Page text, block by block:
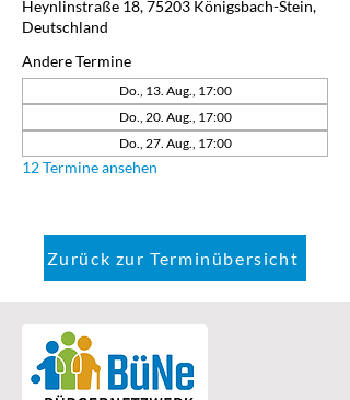
Heynlinstraße 18, 75203 Königsbach-Stein,
Deutschland
Andere Termine
Do., 13. Aug., 17:00
Do., 20. Aug., 17:00
Do., 27. Aug., 17:00
12 Termine ansehen
Zurück zur Terminübersicht